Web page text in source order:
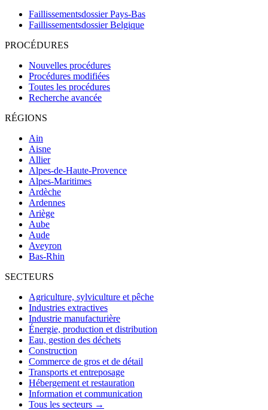
Faillissementsdossier Pays-Bas
Faillissementsdossier Belgique
PROCÉDURES
Nouvelles procédures
Procédures modifiées
Toutes les procédures
Recherche avancée
RÉGIONS
Ain
Aisne
Allier
Alpes-de-Haute-Provence
Alpes-Maritimes
Ardèche
Ardennes
Ariège
Aube
Aude
Aveyron
Bas-Rhin
SECTEURS
Agriculture, sylviculture et pêche
Industries extractives
Industrie manufacturière
Énergie, production et distribution
Eau, gestion des déchets
Construction
Commerce de gros et de détail
Transports et entreposage
Hébergement et restauration
Information et communication
Tous les secteurs →